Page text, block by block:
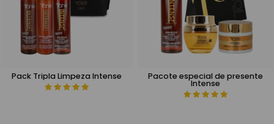
Pack Tripla Limpeza Intense Pacote especial de presente
Intense